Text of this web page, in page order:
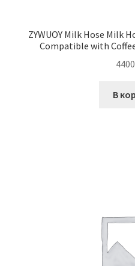
ZYWUOY Milk Hose Milk
Compatible with
В